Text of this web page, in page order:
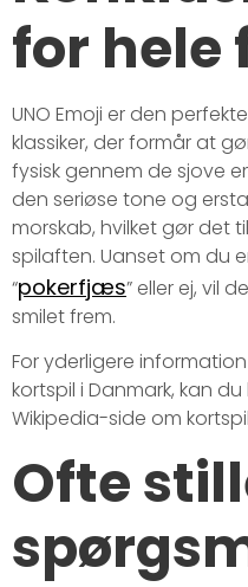
for hele
UNO Emoji er den
klassiker, der formår at
fysisk gennem de sjove
den seriøse tone og
morskab, hvilket gør det
spilaften. Uanset om du
“pokerfjæs” eller ej, vil
smilet frem.
For yderligere
kortspil i Danmark, kan
Wikipedia-side om
Ofte